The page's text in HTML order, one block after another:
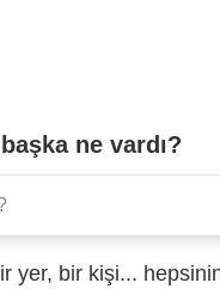
ne vardı?
yer, bir kişi...